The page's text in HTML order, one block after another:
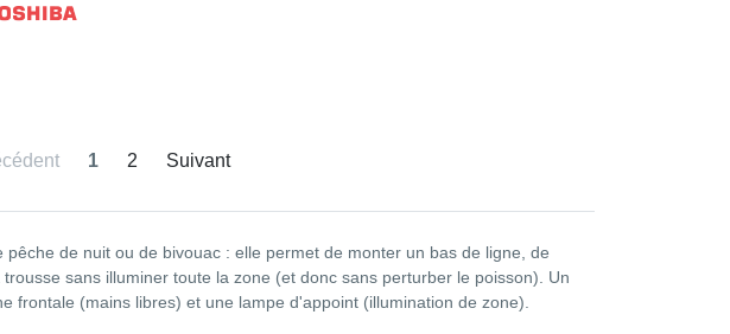
1 2 Suivant
de nuit ou de bivouac : elle permet de monter un bas de ligne, de
sans illuminer toute la zone (et donc sans perturber le poisson). Un
frontale (mains libres) et une lampe d'appoint (illumination de zone).